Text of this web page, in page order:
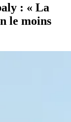
: « La
le moins